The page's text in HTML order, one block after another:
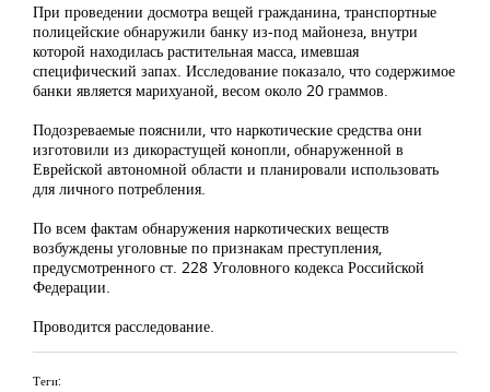
При проведении досмотра вещей гражданина, транспортные
полицейские обнаружили банку из-под майонеза, внутри
которой находилась растительная масса, имевшая
специфический запах. Исследование показало, что содержимое
банки является марихуаной, весом около 20 граммов.
Подозреваемые пояснили, что наркотические средства они
изготовили из дикорастущей конопли, обнаруженной в
Еврейской автономной области и планировали использовать
для личного потребления.
По всем фактам обнаружения наркотических веществ
возбуждены уголовные по признакам преступления,
предусмотренного ст. 228 Уголовного кодекса Российской
Федерации.
Проводится расследование.
Теги: